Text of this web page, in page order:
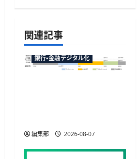
ョ
ン
関連記事
銀行・金融デジタル化
編集部 2026-08-07